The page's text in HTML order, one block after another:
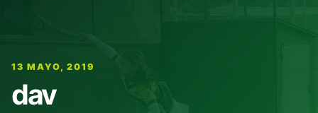
13 MAYO, 2019
dav